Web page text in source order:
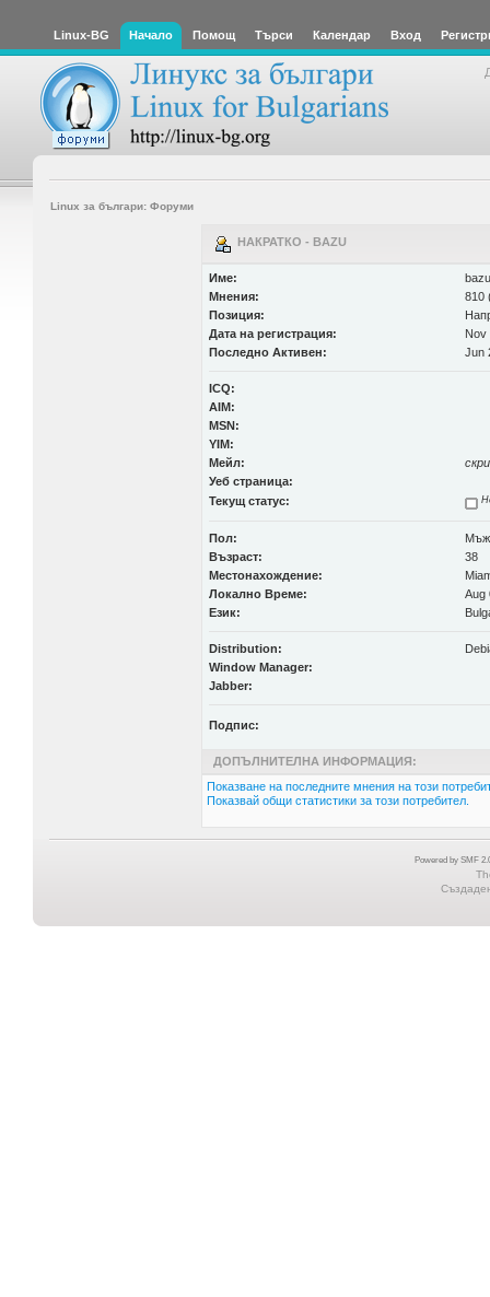
Linux-BG Начало Помощ Търси Календар Вход
Linux за българи: Форуми
НАКРАТКО - BAZU
Име:
bazu
Мнения:
810
Позиция:
Дата на регистрация:
Nov
Последно Активен:
Jun
ICQ:
AIM:
MSN:
YIM:
Мейл:
Уеб страница:
Текущ статус:
Пол:
Мъж
Възраст:
38
Местонахождение:
Локално Време:
Aug
Език:
Distribution:
Window Manager:
Jabber:
Подпис:
ДОПЪЛНИТЕЛНА ИНФОРМАЦИЯ:
Показване на последните мнения на този
Показвай общи статистики за този потребител.
Powered by SMF